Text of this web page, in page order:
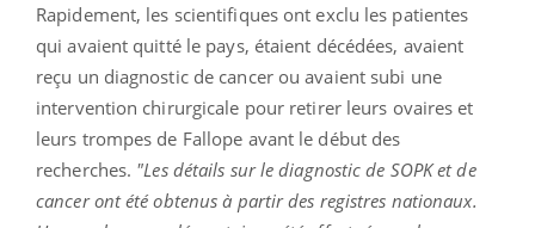
Rapidement, les scientifiques ont exclu les patientes
qui avaient quitté le pays, étaient décédées, avaient
reçu un diagnostic de cancer ou avaient subi une
intervention chirurgicale pour retirer leurs ovaires et
leurs trompes de Fallope avant le début des
recherches. "Les détails sur le diagnostic de SOPK et de
cancer ont été obtenus à partir des registres nationaux.